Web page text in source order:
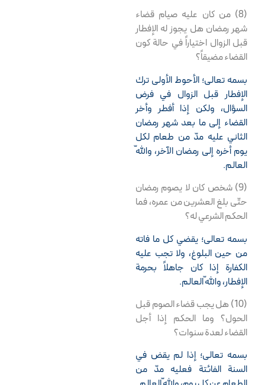
(8) من كان عليه صيام قضاء
شهر رمضان هل يجوز له الإفطار
قبل الزوال اختياراً في حالة كون
القضاء مضيقاً؟
بسمه تعالى؛ الأحوط الأولى ترك
الإفطار قبل الزوال في فرض
السؤال، ولكن إذا أفطر وأخر
القضاء إلى ما بعد شهر رمضان
الثاني عليه مدّ من طعام لكل
يوم أخره إلى رمضان الآخر، واللّه
العالم.
(9) شخص كان لا يصوم رمضان
حتّى بلغ العشرين من عمره، فما
الحكم الشرعي له؟
بسمه تعالى؛ يقضي كل ما فاته
من حين البلوغ، ولا تجب عليه
الكفارة إذا كان جاهلاً بحرمة
الإفطار، واللّه العالم.
(10) هل يجب قضاء الصوم قبل
الحول؟ وما الحكم إذا أجل
القضاء لعدة سنوات؟
بسمه تعالى؛ إذا لم يقض في
السنة الفائتة فعليه مدّ من